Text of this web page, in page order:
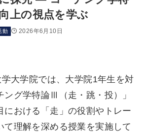
上の視点を学ぶ
動 2026年6月10日
大学院では、大学院1年生を対
ング学特論Ⅲ（走・跳・投）」
における「走」の役割やトレー
て理解を深める授業を実施して